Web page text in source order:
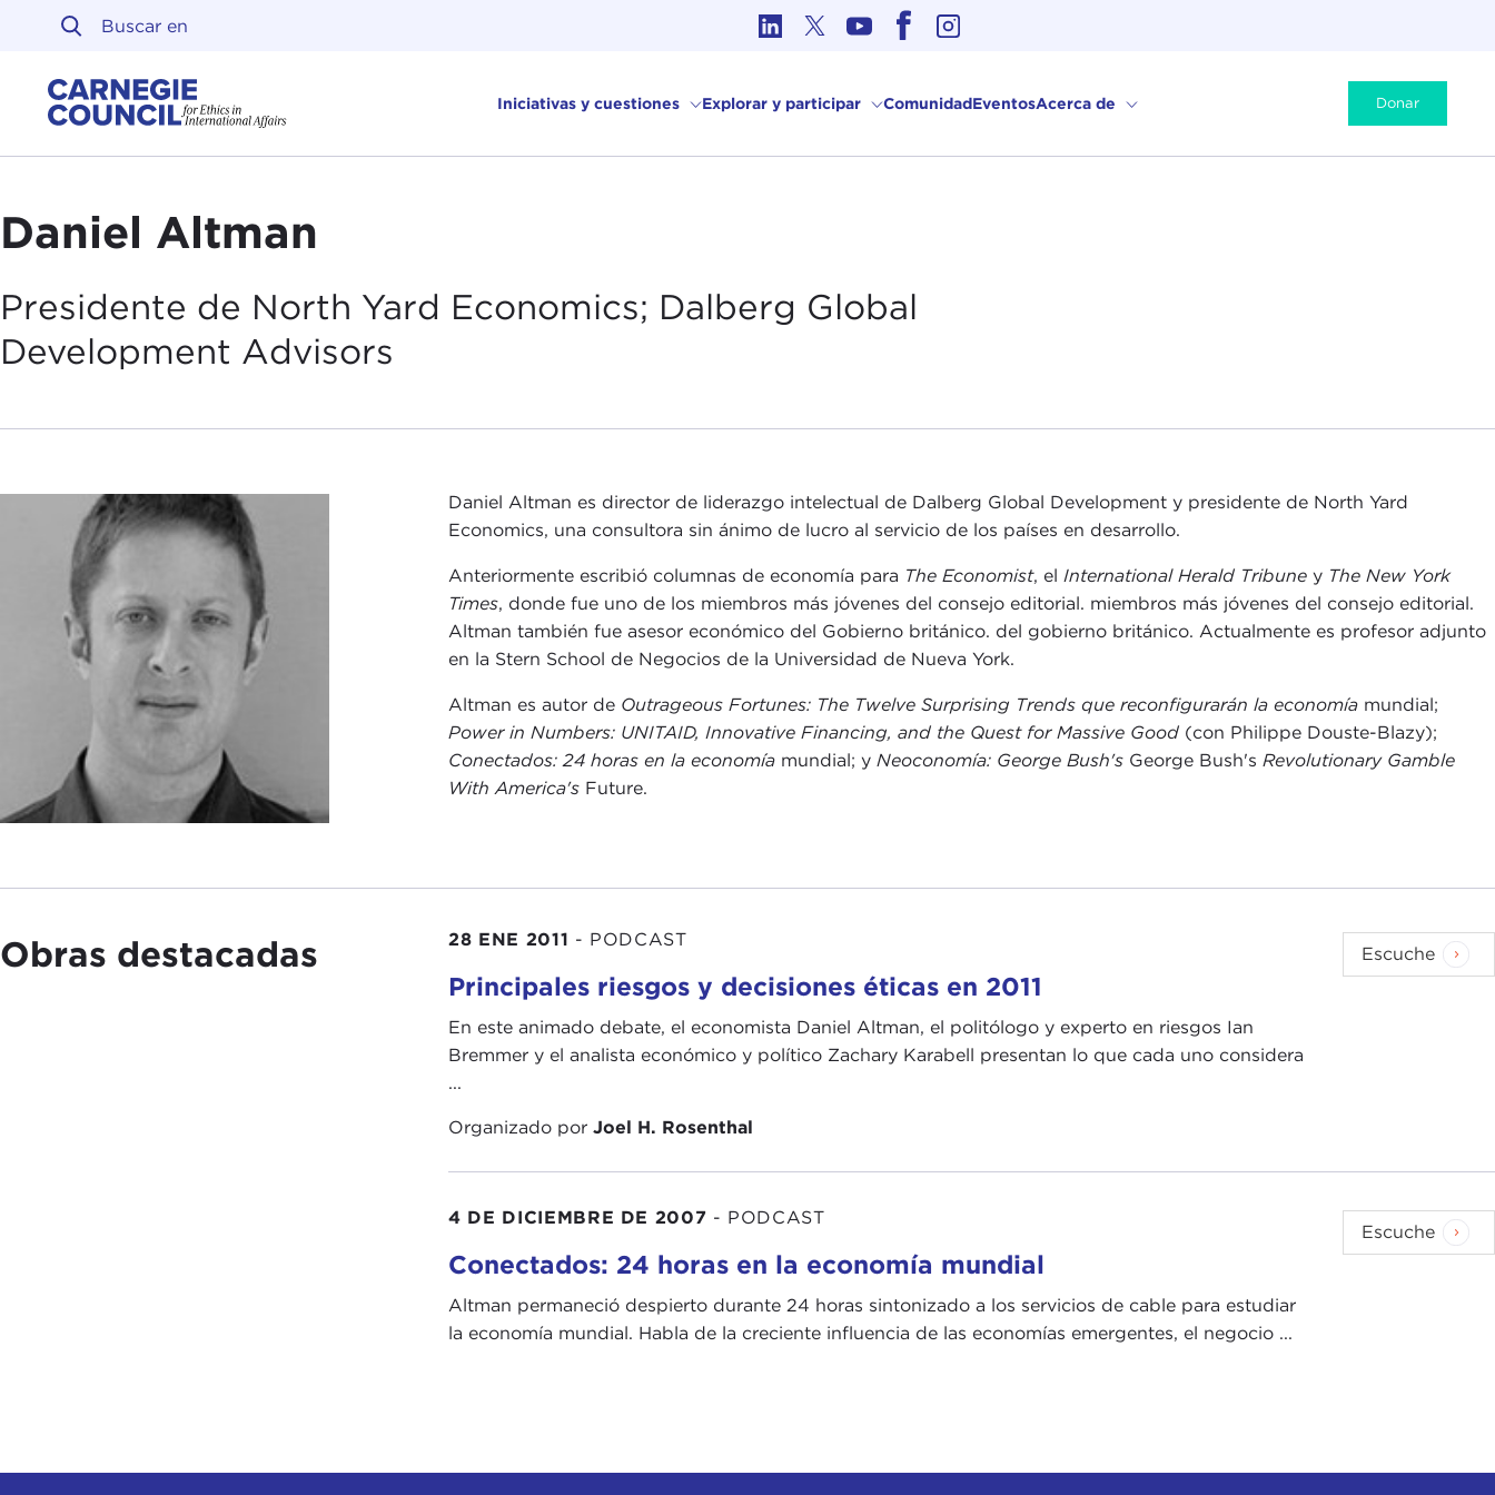
Ir al contenido
Iniciativas y cuestiones Explorar y participar ComunidadEventosAcerca de Donar
Daniel Altman
Presidente de North Yard Economics; Dalberg Global
Development Advisors
Daniel Altman es director de liderazgo intelectual de Dalberg Global Development y presidente de North Yard
Economics, una consultora sin ánimo de lucro al servicio de los países en desarrollo.
Anteriormente escribió columnas de economía para The Economist, elInternational Herald Tribune y The New York
Times, donde fue uno de los miembros más jóvenes del consejo editorial. miembros más jóvenes del consejo editorial.
Altman también fue asesor económico del Gobierno británico. del gobierno británico. Actualmente es profesor adjunto
en la Stern School de Negocios de la Universidad de Nueva York.
Altman es autor de Outrageous Fortunes: The Twelve Surprising Trends que reconfigurarán la economía mundial;
Power in Numbers: UNITAID, Innovative Financing, and the Quest for Massive Good (con Philippe Douste-Blazy);
Conectados: 24 horas en la economía mundial; yNeoconomía: George Bush's George Bush'sRevolutionary Gamble
With America's Future.
Obras destacadas 28 ENE 2011 - PODCAST
Principales riesgos y decisiones éticas en 2011
En este animado debate, el economista Daniel Altman, el politólogo y experto en riesgos Ian
Bremmer y el analista económico y político Zachary Karabell presentan lo que cada uno considera
...
Organizado porJoel H. Rosenthal
Escuche
4 DE DICIEMBRE DE 2007 - PODCAST
Conectados: 24 horas en la economía mundial
Altman permaneció despierto durante 24 horas sintonizado a los servicios de cable para estudiar
la economía mundial. Habla de la creciente influencia de las economías emergentes, el negocio ...
Escuche